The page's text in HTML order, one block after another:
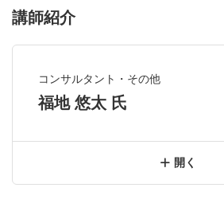
講師紹介
コンサルタント・その他
福地 悠太 氏